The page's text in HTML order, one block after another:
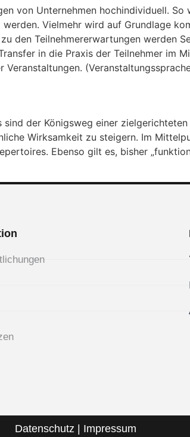
von Unternehmen hoch­indi­viduell.
Vielmehr wird auf Grundlage
den Teilnehmererwartungen werden
in die Praxis der Teilnehmer im
der Königsweg einer
Wirksamkeit zu steigern. Im
Ebenso gilt es, bisher
Datenschutz | Impressum